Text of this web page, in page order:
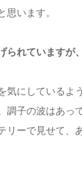
思います。
られていますが
気にしているよ
調子の波はあっ
リーで見せて、